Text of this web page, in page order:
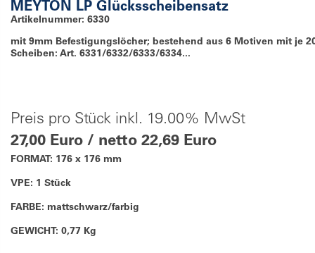
MEYTON LP Glücksscheibensatz
Artikelnummer: 6330
mit 9mm Befestigungslöcher; bestehend aus 6 Motiven mit je
Scheiben: Art. 6331/6332/6333/6334...
Preis pro Stück inkl. 19.00% MwSt
27,00 Euro / netto 22,69 Euro
FORMAT: 176 x 176 mm
VPE: 1 Stück
FARBE: mattschwarz/farbig
GEWICHT: 0,77 Kg